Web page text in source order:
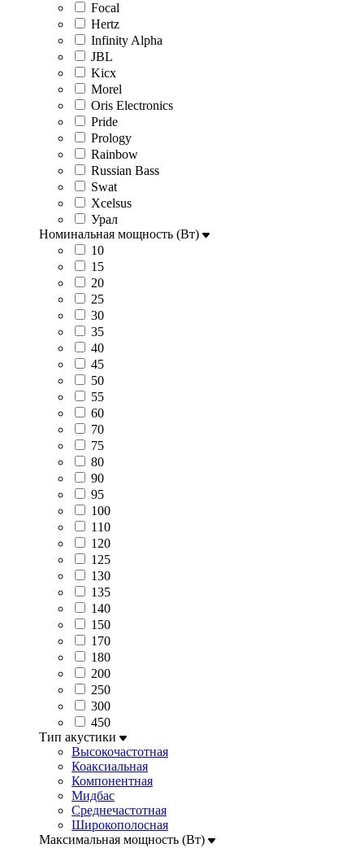
Focal
Hertz
Infinity Alpha
JBL
Kicx
Morel
Oris Electronics
Pride
Prology
Rainbow
Russian Bass
Swat
Xcelsus
Урал
Номинальная мощность (Вт)
10
15
20
25
30
35
40
45
50
55
60
70
75
80
90
95
100
110
120
125
130
135
140
150
170
180
200
250
300
450
Тип акустики
Высокочастотная
Коаксиальная
Компонентная
Мидбас
Среднечастотная
Широкополосная
Максимальная мощность (Вт)